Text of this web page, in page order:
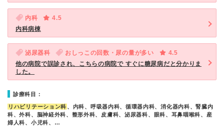
内科
4.5
内科病棟
泌尿器科 おしっこの回数・尿の量が多い
4.5
他の病院で誤診され、こちらの病院で すぐに糖尿病だと分かりま
した。
診療科目：
リハビリテーション科 、内科、呼吸器内科、循環器内科、消化器内科、腎臓内
科、外科、脳神経外科、整形外科、皮膚科、泌尿器科、眼科、耳鼻咽喉科、産
婦人科、小児科、…